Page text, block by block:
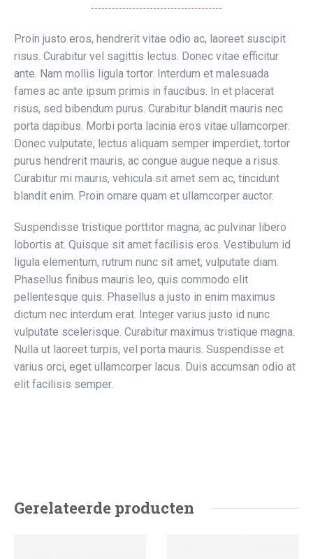
Proin justo eros, hendrerit vitae odio ac, laoreet suscipit
risus. Curabitur vel sagittis lectus. Donec vitae efficitur
ante. Nam mollis ligula tortor. Interdum et malesuada
fames ac ante ipsum primis in faucibus. In et placerat
risus, sed bibendum purus. Curabitur blandit mauris nec
porta dapibus. Morbi porta lacinia eros vitae ullamcorper.
Donec vulputate, lectus aliquam semper imperdiet, tortor
purus hendrerit mauris, ac congue augue neque a risus.
Curabitur mi mauris, vehicula sit amet sem ac, tincidunt
blandit enim. Proin ornare quam et ullamcorper auctor.
Suspendisse tristique porttitor magna, ac pulvinar libero
lobortis at. Quisque sit amet facilisis eros. Vestibulum id
ligula elementum, rutrum nunc sit amet, vulputate diam.
Phasellus finibus mauris leo, quis commodo elit
pellentesque quis. Phasellus a justo in enim maximus
dictum nec interdum erat. Integer varius justo id nunc
vulputate scelerisque. Curabitur maximus tristique magna.
Nulla ut laoreet turpis, vel porta mauris. Suspendisse et
varius orci, eget ullamcorper lacus. Duis accumsan odio at
elit facilisis semper.
Gerelateerde producten